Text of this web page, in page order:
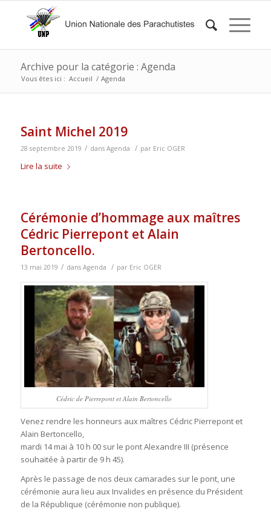
Archive pour la catégorie : Agenda
Vous êtes ici : Accueil / Agenda
Saint Michel 2019
28 septembre 2019 / dans Agenda / par Eric OGER
Lire la suite
Cérémonie d’hommage aux maîtres
Cédric Pierrepont et Alain
Bertoncello.
13 mai 2019 / dans Agenda / par Eric OGER
Cédric de Pierrepont et Alain Bertoncello
Venez rendre les honneurs aux maîtres Cédric Pierrepont et
Alain Bertoncello,
mardi 14 mai à 10 h 00 sur le pont Alexandre III (présence
souhaitée à partir de 9 h 45).
Après le passage de nos deux camarades sur le pont, une
cérémonie aura lieu aux Invalides en présence du Président
de la République (cérémonie non publique).